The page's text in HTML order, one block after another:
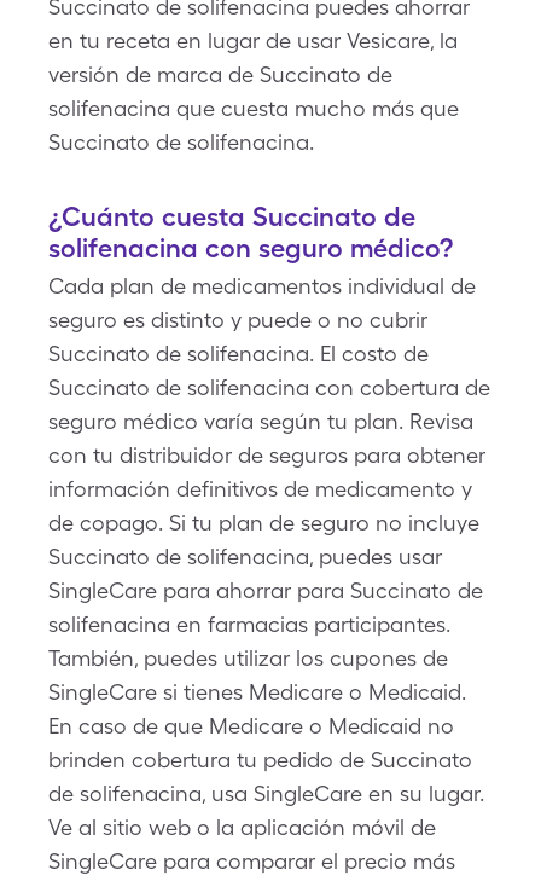
Succinato de solifenacina puedes ahorrar
en tu receta en lugar de usar Vesicare, la
versión de marca de Succinato de
solifenacina que cuesta mucho más que
Succinato de solifenacina.
¿Cuánto cuesta Succinato de
solifenacina con seguro médico?
Cada plan de medicamentos individual de
seguro es distinto y puede o no cubrir
Succinato de solifenacina. El costo de
Succinato de solifenacina con cobertura de
seguro médico varía según tu plan. Revisa
con tu distribuidor de seguros para obtener
información definitivos de medicamento y
de copago. Si tu plan de seguro no incluye
Succinato de solifenacina, puedes usar
SingleCare para ahorrar para Succinato de
solifenacina en farmacias participantes.
También, puedes utilizar los cupones de
SingleCare si tienes Medicare o Medicaid.
En caso de que Medicare o Medicaid no
brinden cobertura tu pedido de Succinato
de solifenacina, usa SingleCare en su lugar.
Ve al sitio web o la aplicación móvil de
SingleCare para comparar el precio más